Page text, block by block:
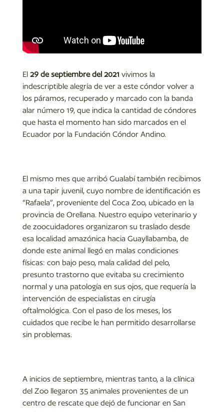
El 29 de septiembre del 2021 vivimos la
indescriptible alegría de ver a este cóndor volver a
los páramos, recuperado y marcado con la banda
alar número 19, que indica la cantidad de cóndores
que hasta el momento han sido marcados en el
Ecuador por la Fundación Cóndor Andino.
El mismo mes que arribó Gualabí también recibimos
a una tapir juvenil, cuyo nombre de identificación es
“Rafaela”, proveniente del Coca Zoo, ubicado en la
provincia de Orellana. Nuestro equipo veterinario y
de zoocuidadores organizaron su traslado desde
esa localidad amazónica hacia Guayllabamba, de
donde este animal llegó en malas condiciones
físicas: con bajo peso, mala calidad del pelo,
presunto trastorno que evitaba su crecimiento
normal y una patología en sus ojos, que requería la
intervención de especialistas en cirugía
oftalmológica. Con el paso de los meses, los
cuidados que recibe le han permitido desarrollarse
sin problemas.
A inicios de septiembre, mientras tanto, a la clínica
del Zoo llegaron 35 animales provenientes de un
centro de rescate que dejó de funcionar en San